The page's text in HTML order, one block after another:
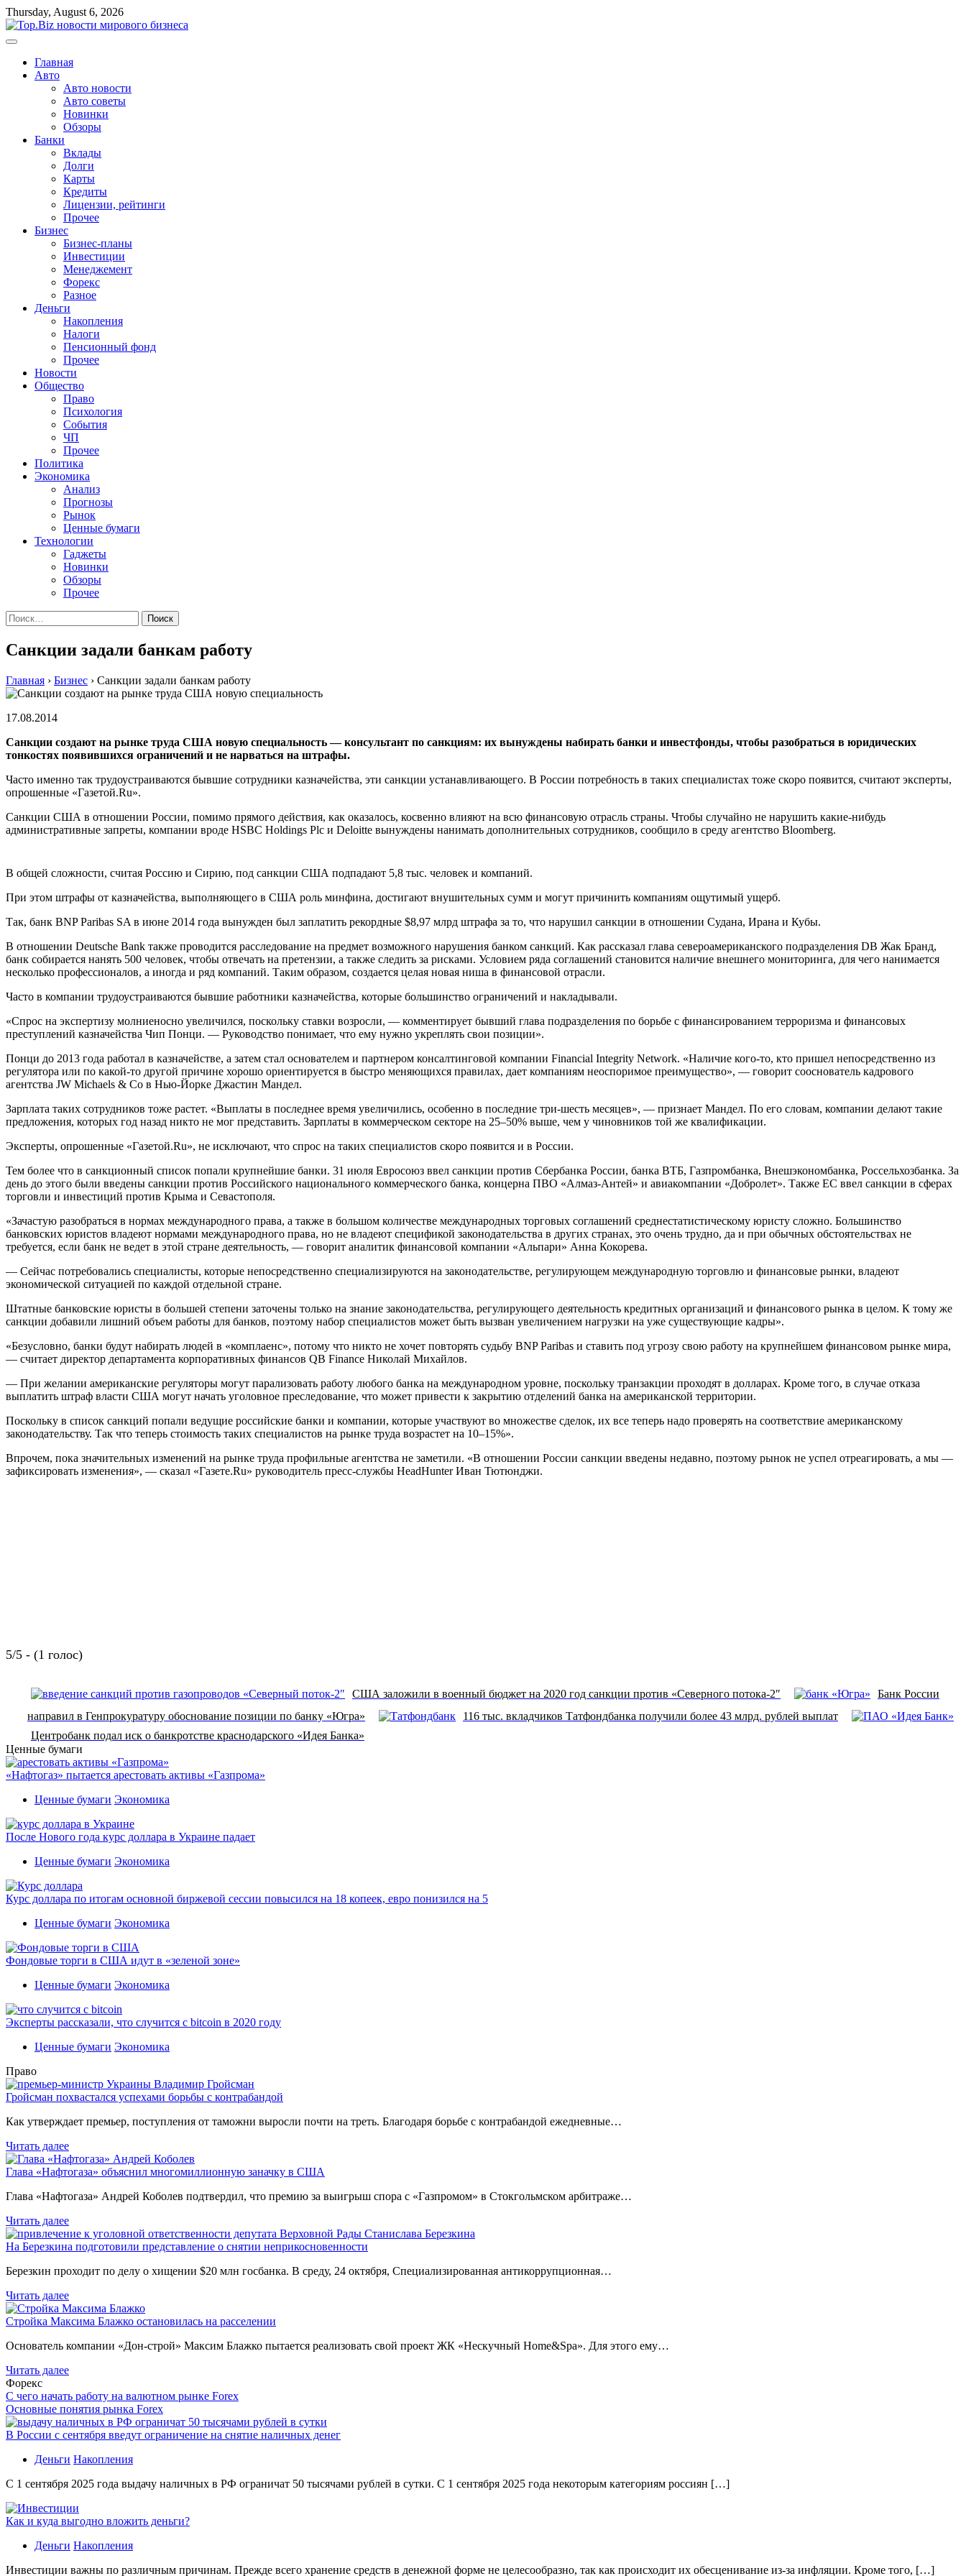
Перейти
к
содержимому
Thursday, August 6, 2026
Главная
Авто
Авто новости
Авто советы
Новинки
Обзоры
Банки
Вклады
Долги
Карты
Кредиты
Лицензии, рейтинги
Прочее
Бизнес
Бизнес-планы
Инвестиции
Менеджемент
Форекс
Разное
Деньги
Накопления
Налоги
Пенсионный фонд
Прочее
Новости
Общество
Право
Психология
События
ЧП
Прочее
Политика
Экономика
Анализ
Прогнозы
Рынок
Ценные бумаги
Технологии
Гаджеты
Новинки
Обзоры
Прочее
Найти:
Санкции задали банкам работу
Главная › Бизнес › Санкции задали банкам работу
17.08.2014
Санкции создают на рынке труда США новую специальность — консультант по санкциям: их вынуждены набирать банки и инвестфонды, чтобы разобраться в юридических
тонкостях появившихся ограничений и не нарваться на штрафы.
Часто именно так трудоустраиваются бывшие сотрудники казначейства, эти санкции устанавливающего. В России потребность в таких специалистах тоже скоро появится, считают эксперты,
опрошенные «Газетой.Ru».
Санкции США в отношении России, помимо прямого действия, как оказалось, косвенно влияют на всю финансовую отрасль страны. Чтобы случайно не нарушить какие-нибудь
административные запреты, компании вроде HSBC Holdings Plc и Deloitte вынуждены нанимать дополнительных сотрудников, сообщило в среду агентство Bloomberg.
В общей сложности, считая Россию и Сирию, под санкции США подпадают 5,8 тыс. человек и компаний.
При этом штрафы от казначейства, выполняющего в США роль минфина, достигают внушительных сумм и могут причинить компаниям ощутимый ущерб.
Так, банк BNP Paribas SA в июне 2014 года вынужден был заплатить рекордные $8,97 млрд штрафа за то, что нарушил санкции в отношении Судана, Ирана и Кубы.
В отношении Deutsche Bank также проводится расследование на предмет возможного нарушения банком санкций. Как рассказал глава североамериканского подразделения DB Жак Бранд,
банк собирается нанять 500 человек, чтобы отвечать на претензии, а также следить за рисками. Условием ряда соглашений становится наличие внешнего мониторинга, для чего нанимается
несколько профессионалов, а иногда и ряд компаний. Таким образом, создается целая новая ниша в финансовой отрасли.
Часто в компании трудоустраиваются бывшие работники казначейства, которые большинство ограничений и накладывали.
«Спрос на экспертизу молниеносно увеличился, поскольку ставки возросли, — комментирует бывший глава подразделения по борьбе с финансированием терроризма и финансовых
преступлений казначейства Чип Понци. — Руководство понимает, что ему нужно укреплять свои позиции».
Понци до 2013 года работал в казначействе, а затем стал основателем и партнером консалтинговой компании Financial Integrity Network. «Наличие кого-то, кто пришел непосредственно из
регулятора или по какой-то другой причине хорошо ориентируется в быстро меняющихся правилах, дает компаниям неоспоримое преимущество», — говорит сооснователь кадрового
агентства JW Michaels & Co в Нью-Йорке Джастин Мандел.
Зарплата таких сотрудников тоже растет. «Выплаты в последнее время увеличились, особенно в последние три-шесть месяцев», — признает Мандел. По его словам, компании делают такие
предложения, которых год назад никто не мог представить. Зарплаты в коммерческом секторе на 25–50% выше, чем у чиновников той же квалификации.
Эксперты, опрошенные «Газетой.Ru», не исключают, что спрос на таких специалистов скоро появится и в России.
Тем более что в санкционный список попали крупнейшие банки. 31 июля Евросоюз ввел санкции против Сбербанка России, банка ВТБ, Газпромбанка, Внешэкономбанка, Россельхозбанка. За
день до этого были введены санкции против Российского национального коммерческого банка, концерна ПВО «Алмаз-Антей» и авиакомпании «Добролет». Также ЕС ввел санкции в сферах
торговли и инвестиций против Крыма и Севастополя.
«Зачастую разобраться в нормах международного права, а также в большом количестве международных торговых соглашений среднестатистическому юристу сложно. Большинство
банковских юристов владеют нормами международного права, но не владеют спецификой законодательства в других странах, это очень трудно, да и при обычных обстоятельствах не
требуется, если банк не ведет в этой стране деятельность, — говорит аналитик финансовой компании «Альпари» Анна Кокорева.
— Сейчас потребовались специалисты, которые непосредственно специализируются на законодательстве, регулирующем международную торговлю и финансовые рынки, владеют
экономической ситуацией по каждой отдельной стране.
Штатные банковские юристы в большей степени заточены только на знание законодательства, регулирующего деятельность кредитных организаций и финансового рынка в целом. К тому же
санкции добавили лишний объем работы для банков, поэтому набор специалистов может быть вызван увеличением нагрузки на уже существующие кадры».
«Безусловно, банки будут набирать людей в «комплаенс», потому что никто не хочет повторять судьбу BNP Paribas и ставить под угрозу свою работу на крупнейшем финансовом рынке мира,
— считает директор департамента корпоративных финансов QB Finance Николай Михайлов.
— При желании американские регуляторы могут парализовать работу любого банка на международном уровне, поскольку транзакции проходят в долларах. Кроме того, в случае отказа
выплатить штраф власти США могут начать уголовное преследование, что может привести к закрытию отделений банка на американской территории.
Поскольку в список санкций попали ведущие российские банки и компании, которые участвуют во множестве сделок, их все теперь надо проверять на соответствие американскому
законодательству. Так что теперь стоимость таких специалистов на рынке труда возрастет на 10–15%».
Впрочем, пока значительных изменений на рынке труда профильные агентства не заметили. «В отношении России санкции введены недавно, поэтому рынок не успел отреагировать, а мы —
зафиксировать изменения», — сказал «Газете.Ru» руководитель пресс-службы HeadHunter Иван Тютюнджи.
5/5 - (1 голос)
США заложили в военный бюджет на 2020 год санкции против «Северного потока-2″
Банк России
направил в Генпрокуратуру обоснование позиции по банку «Югра»
116 тыс. вкладчиков Татфондбанка получили более 43 млрд. рублей выплат
Центробанк подал иск о банкротстве краснодарского «Идея Банка»
Ценные бумаги
«Нафтогаз» пытается арестовать активы «Газпрома»
Ценные бумаги Экономика
После Нового года курс доллара в Украине падает
Ценные бумаги Экономика
Курс доллара по итогам основной биржевой сессии повысился на 18 копеек, евро понизился на 5
Ценные бумаги Экономика
Фондовые торги в США идут в «зеленой зоне»
Ценные бумаги Экономика
Эксперты рассказали, что случится с bitcoin в 2020 году
Ценные бумаги Экономика
Право
Гройсман похвастался успехами борьбы с контрабандой
Как утверждает премьер, поступления от таможни выросли почти на треть. Благодаря борьбе с контрабандой ежедневные…
Читать далее
Глава «Нафтогаза» объяснил многомиллионную заначку в США
Глава «Нафтогаза» Андрей Коболев подтвердил, что премию за выигрыш спора с «Газпромом» в Стокгольмском арбитраже…
Читать далее
На Березкина подготовили представление о снятии неприкосновенности
Березкин проходит по делу о хищении $20 млн госбанка. В среду, 24 октября, Специализированная антикоррупционная…
Читать далее
Стройка Максима Блажко остановилась на расселении
Основатель компании «Дон-строй» Максим Блажко пытается реализовать свой проект ЖК «Нескучный Home&Spa». Для этого ему…
Читать далее
Форекс
С чего начать работу на валютном рынке Forex
Основные понятия рынка Forex
В России с сентября введут ограничение на снятие наличных денег
Деньги Накопления
С 1 сентября 2025 года выдачу наличных в РФ ограничат 50 тысячами рублей в сутки. С 1 сентября 2025 года некоторым категориям россиян […]
Как и куда выгодно вложить деньги?
Деньги Накопления
Инвестиции важны по различным причинам. Прежде всего хранение средств в денежной форме не целесообразно, так как происходит их обесценивание из-за инфляции. Кроме того, […]